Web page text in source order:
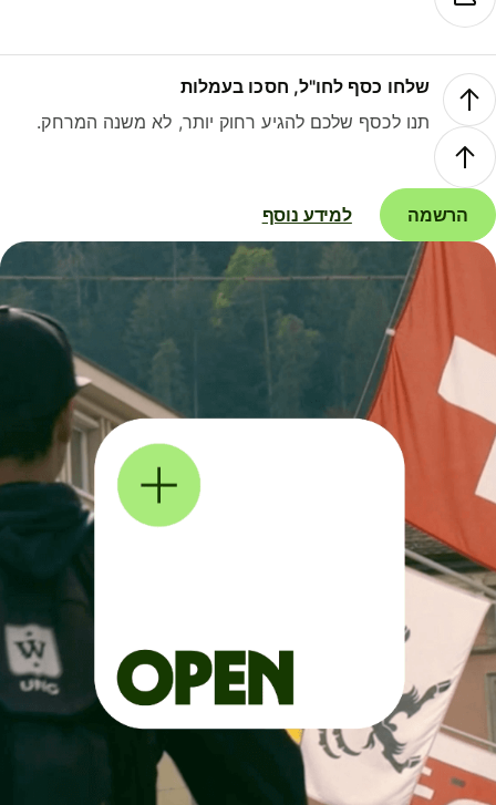
שלחו כסף לחו"ל, חסכו בעמלות
תנו לכסף שלכם להגיע רחוק יותר, לא משנה המרחק.
הרשמה למידע נוסף